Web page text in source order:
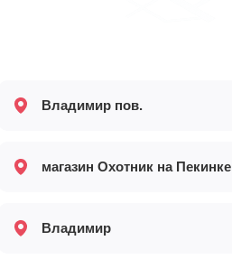
Владимир
Владимир пов.
магазин Охотник на Пекинке